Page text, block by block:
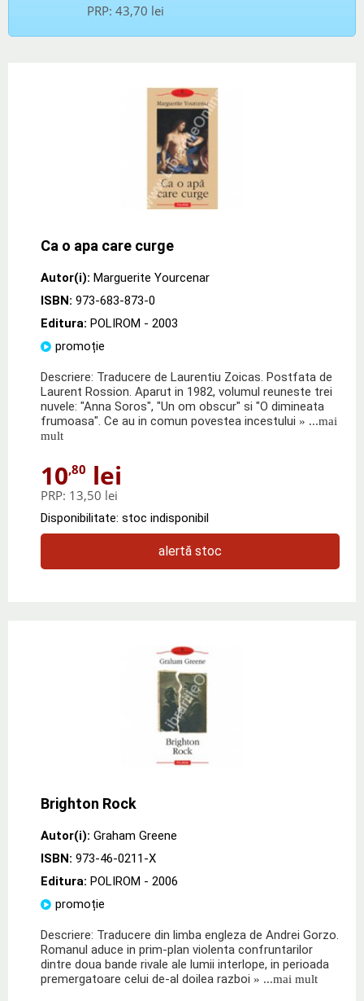
PRP: 43,70 lei
Ca o apa care curge
Autor(i): Marguerite Yourcenar
ISBN: 973-683-873-0
Editura: POLIROM - 2003
promoție
Descriere: Traducere de Laurentiu Zoicas. Postfata de
Laurent Rossion. Aparut in 1982, volumul reuneste trei
nuvele: "Anna Soros", "Un om obscur" si "O dimineata
frumoasa". Ce au in comun povestea incestului » ...mai
mult
10,80 lei
PRP: 13,50 lei
Disponibilitate: stoc indisponibil
alertă stoc
Brighton Rock
Autor(i): Graham Greene
ISBN: 973-46-0211-X
Editura: POLIROM - 2006
promoție
Descriere: Traducere din limba engleza de Andrei Gorzo.
Romanul aduce in prim-plan violenta confruntarilor
dintre doua bande rivale ale lumii interlope, in perioada
premergatoare celui de-al doilea razboi » ...mai mult